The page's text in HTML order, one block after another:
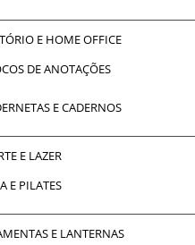
E HOME OFFICE
DE ANOTAÇÕES
E CADERNOS
E LAZER
E PILATES
E LANTERNAS